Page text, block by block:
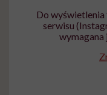
Do wyświetlenia
serwisu
wymagana